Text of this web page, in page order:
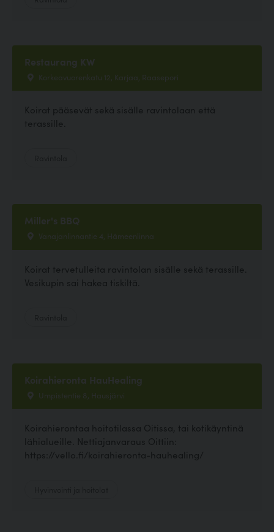
Restaurang KW
Korkeavuorenkatu 12, Karjaa, Raasepori
Koirat pääsevät sekä sisälle ravintolaan että
terassille.
Miller's BBQ
Vanajanlinnantie 4, Hämeenlinna
Koirat tervetulleita ravintolan sisälle sekä terassille.
Vesikupin sai hakea tiskiltä.
Koirahieronta HauHealing
Umpistentie 8, Hausjärvi
Koirahierontaa hoitotilassa Oitissa, tai kotikäyntinä
lähialueille. Nettiajanvaraus Oittiin:
https://vello.fi/koirahieronta-hauhealing/